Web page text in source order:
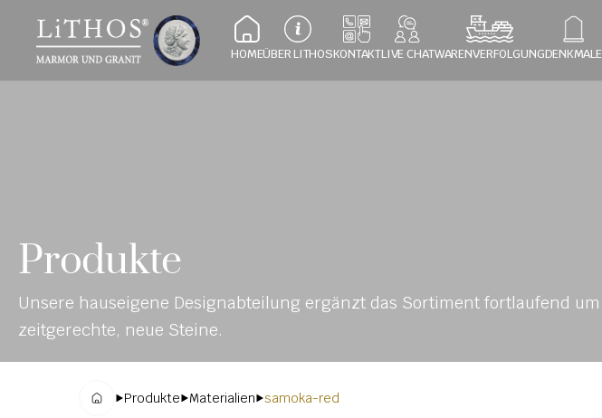
HOMEÜBER LITHOSKONTAKTLIVE CHATWARENVERFOLGUNGDENKMALE
Produkte
Unsere hauseigene Designabteilung ergänzt das Sortiment fortlaufend um
zeitgerechte, neue Steine.
Produkte Materialien samoka-red